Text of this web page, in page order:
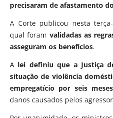
precisaram de afastamento
A Corte publicou nesta
qual foram validadas as
asseguram os benefícios.
A lei definiu que a Justiça
situação de violência
empregatício por seis meses
danos causados pelos